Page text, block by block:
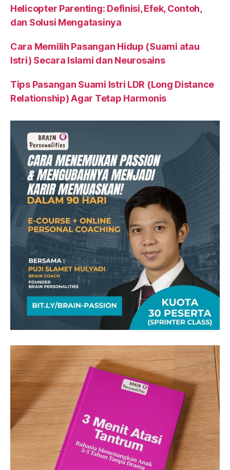
Helicopter Parenting: Definisi, Efek, Contoh,
dan Solusi Mengatasinya
Cara Memilih Pasangan Hidup (Suami atau
Istri) Secara Islami dan Neurosains
Tips Pasangan Suami Istri LDR (Long Distance
Relationship) Agar Tetap Harmonis